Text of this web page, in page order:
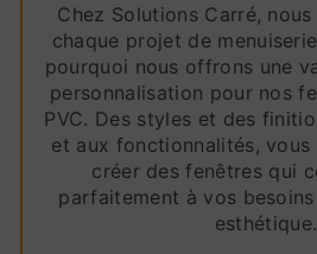
Chez Solutions Carré,
chaque projet de
pourquoi nous offrons une
personnalisation pour nos
PVC. Des styles et des
et aux fonctionnalités,
créer des fenêtres qui
parfaitement à vos
esthétique.